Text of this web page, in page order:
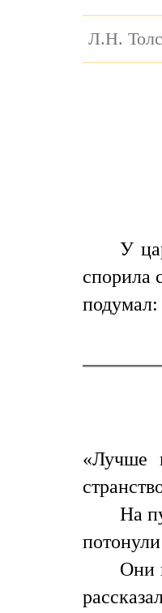
Л.Н.
У
спорила
подумал:
«Лучше
На
Они